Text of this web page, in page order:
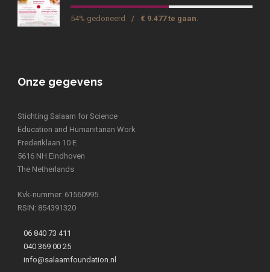
54% gedoneerd / € 9.477 te gaan.
Onze gegevens
Stichting Salaam for Science
Education and Humanitarian Work
Frederiklaan 10 E
5616 NH Eindhoven
The Netherlands
Kvk-nummer: 61560995
RSIN: 854391320
06 840 73 411
040 369 00 25
info@salaamfoundation.nl